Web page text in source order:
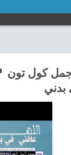
كول تون